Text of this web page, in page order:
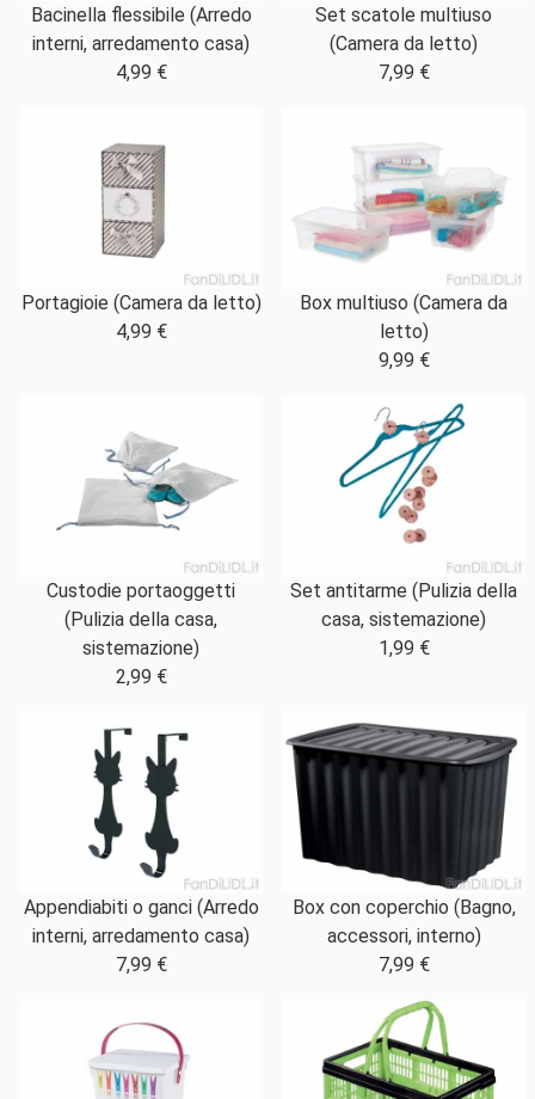
Bacinella flessibile (Arredo
interni, arredamento casa)
4,99 €
Set scatole multiuso
(Camera da letto)
7,99 €
Portagioie (Camera da letto)
4,99 €
Box multiuso (Camera da
letto)
9,99 €
Custodie portaoggetti
(Pulizia della casa,
sistemazione)
2,99 €
Set antitarme (Pulizia della
casa, sistemazione)
1,99 €
Appendiabiti o ganci (Arredo
interni, arredamento casa)
7,99 €
Box con coperchio (Bagno,
accessori, interno)
7,99 €